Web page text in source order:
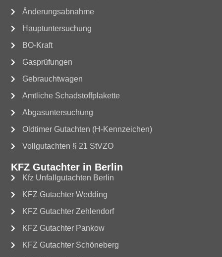
Änderungsabnahme
Hauptuntersuchung
BO-Kraft
Gasprüfungen
Gebrauchtwagen
Amtliche Schadstoffplakette
Abgasuntersuchung
Oldtimer Gutachten (H-Kennzeichen)
Vollgutachten § 21 StVZO
KFZ Gutachter in Berlin
Kfz Unfallgutachten Berlin
KFZ Gutachter Wedding
KFZ Gutachter Zehlendorf
KFZ Gutachter Pankow
KFZ Gutachter Schöneberg